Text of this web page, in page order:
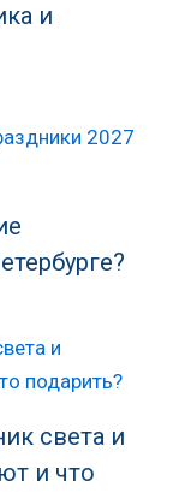
и
света и
и что